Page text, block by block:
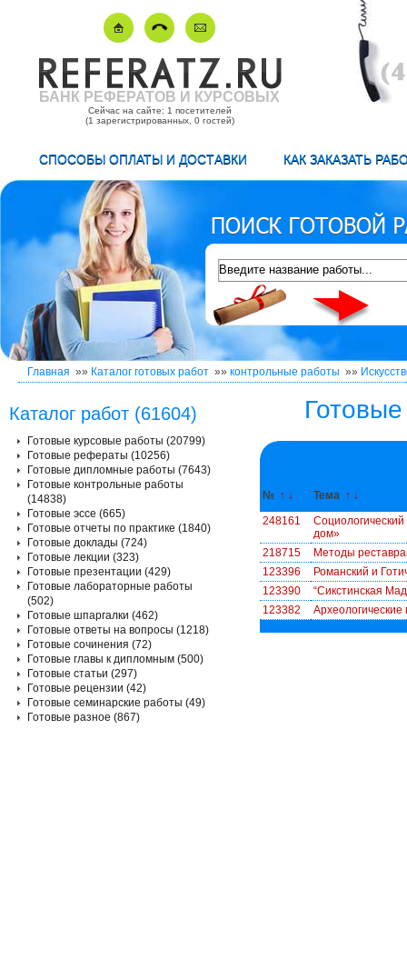
БАНК РЕФЕРАТОВ И КУРСОВЫХ
Сейчас на сайте: 1 посетителей
(1 зарегистрированных, 0 гостей)
СПОСОБЫ ОПЛАТЫ И ДОСТАВКИ КАК ЗАКАЗАТЬ
Главная »» Каталог готовых работ »» контрольные работы »»
№ ↑ ↓ Тема ↑ ↓
248161
дом»
218715
Методы
123396
Романский и
123390
“Сикстинская
123382
Археологические
Каталог работ (61604)
Готовые курсовые работы (20799)
Готовые рефераты (10256)
Готовые дипломные работы (7643)
Готовые контрольные работы
(14838)
Готовые эссе (665)
Готовые отчеты по практике (1840)
Готовые доклады (724)
Готовые лекции (323)
Готовые презентации (429)
Готовые лабораторные работы
(502)
Готовые шпаргалки (462)
Готовые ответы на вопросы (1218)
Готовые сочинения (72)
Готовые главы к дипломным (500)
Готовые статьи (297)
Готовые рецензии (42)
Готовые семинарские работы (49)
Готовые разное (867)